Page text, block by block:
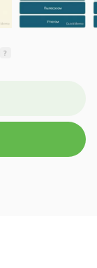
?